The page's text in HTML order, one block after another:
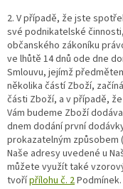
2. V případě, že jste
své podnikatelské
občanského zákoníku
ve lhůtě 14 dnů ode dne
Smlouvu, jejímž
několika částí Zboží,
části Zboží, a v případě,
Vám budeme Zboží
dnem dodání první
prokazatelným způsobem
Naše adresy uvedené u
můžete využít také
tvořípřílohu č. 2Podmínek.